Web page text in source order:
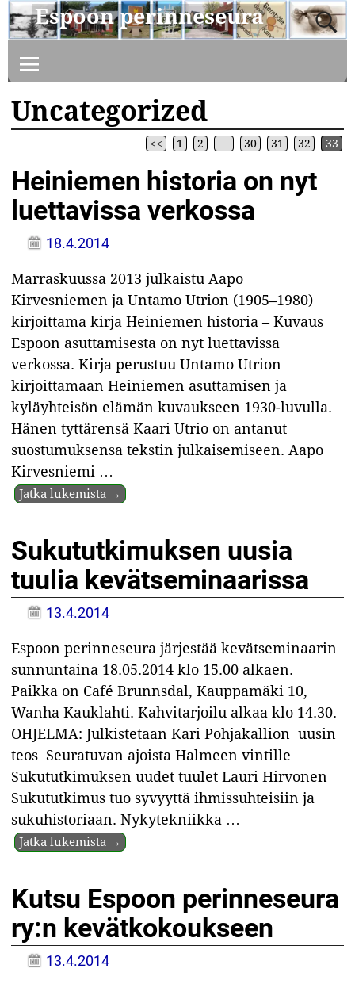
Espoon perinneseura
Uncategorized
<< 1 2 … 30 31 32 33
Heiniemen historia on nyt
luettavissa verkossa
18.4.2014
Marraskuussa 2013 julkaistu Aapo
Kirvesniemen ja Untamo Utrion (1905–1980)
kirjoittama kirja Heiniemen historia – Kuvaus
Espoon asuttamisesta on nyt luettavissa
verkossa. Kirja perustuu Untamo Utrion
kirjoittamaan Heiniemen asuttamisen ja
kyläyhteisön elämän kuvaukseen 1930-luvulla.
Hänen tyttärensä Kaari Utrio on antanut
suostumuksensa tekstin julkaisemiseen. Aapo
Kirvesniemi …
Jatka lukemista →
Sukututkimuksen uusia
tuulia kevätseminaarissa
13.4.2014
Espoon perinneseura järjestää kevätseminaarin
sunnuntaina 18.05.2014 klo 15.00 alkaen.
Paikka on Café Brunnsdal, Kauppamäki 10,
Wanha Kauklahti. Kahvitarjoilu alkaa klo 14.30.
OHJELMA: Julkistetaan Kari Pohjakallion uusin
teos Seuratuvan ajoista Halmeen vintille
Sukututkimuksen uudet tuulet Lauri Hirvonen
Sukututkimus tuo syvyyttä ihmissuhteisiin ja
sukuhistoriaan. Nykytekniikka …
Jatka lukemista →
Kutsu Espoon perinneseura
ry:n kevätkokoukseen
13.4.2014